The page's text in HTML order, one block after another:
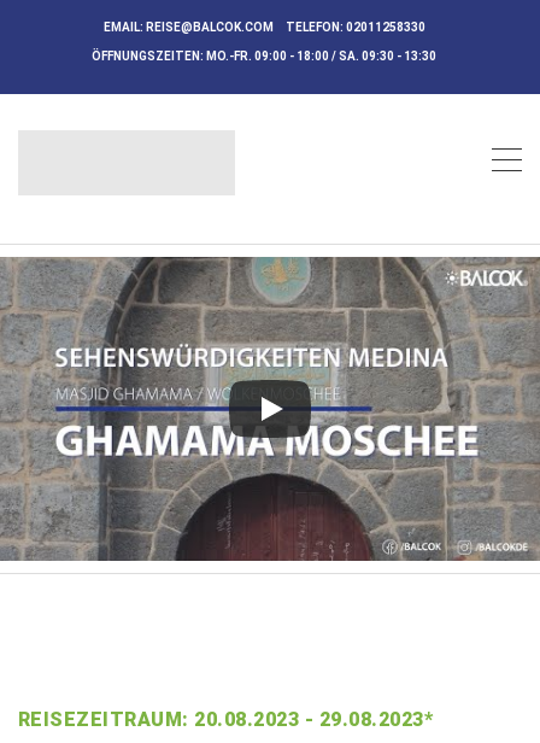
EMAIL: REISE@BALCOK.COM TELEFON: 02011258330
ÖFFNUNGSZEITEN: MO.-FR. 09:00 - 18:00 / SA. 09:30 - 13:30
REISEZEITRAUM: 20.08.2023 - 29.08.2023*